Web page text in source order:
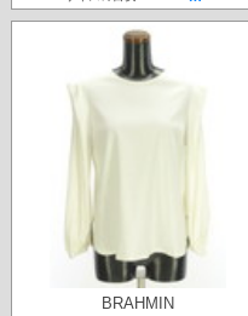
BRAHMIN